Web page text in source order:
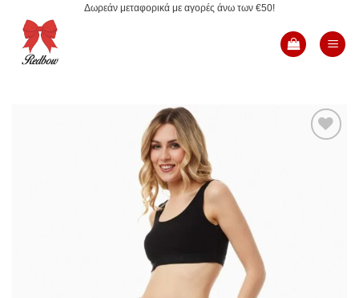
περιεχόμενο
Δωρεάν μεταφορικά με αγορές άνω των €50!